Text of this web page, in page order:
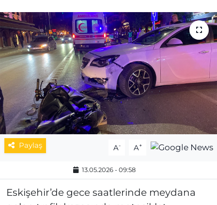
Paylaş A- A+
13.05.2026 - 09:58
Eskişehir’de gece saatlerinde meydana
SPOR
MAGAZİN
ESKİŞEHİRSPOR